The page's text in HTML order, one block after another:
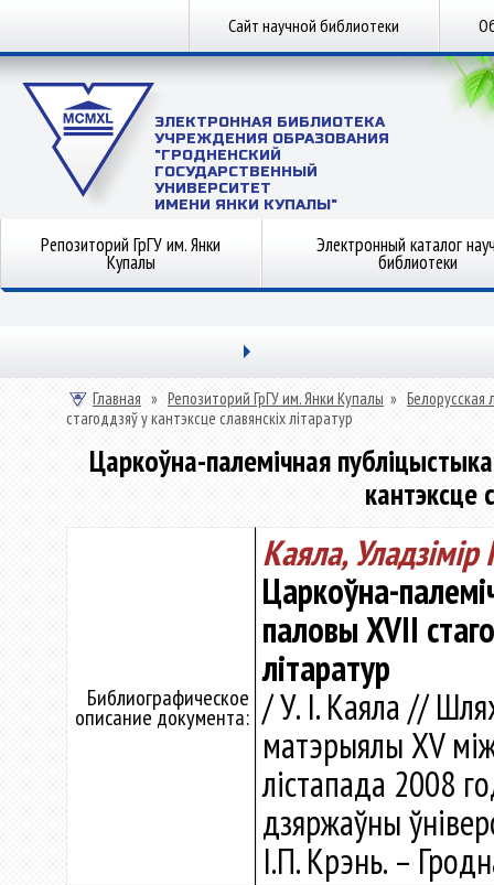
Сайт научной библиотеки
ЭЛЕКТРОННАЯ БИБЛИОТЕКА
УЧРЕЖДЕНИЯ ОБРАЗОВАНИЯ
"ГРОДНЕНСКИЙ
ГОСУДАРСТВЕННЫЙ
УНИВЕРСИТЕТ
ИМЕНИ ЯНКИ КУПАЛЫ"
Репозиторий ГрГУ им. Янки
Купалы
Электронный каталог
библиотеки
Главная » Репозиторий ГрГУ им. Янки Купалы » Белорусская
стагоддзяў у кантэксце славянскіх літаратур
Царкоўна-палемічная
кантэксце
Библиографическое
описание документа:
Каяла, Уладзiмiр
Царкоўна-
паловы XVII
літаратур
/ У. I. Каяла //
матэрыялы XV
лістапада 2008
дзяржаўны
I.П. Крэнь. –